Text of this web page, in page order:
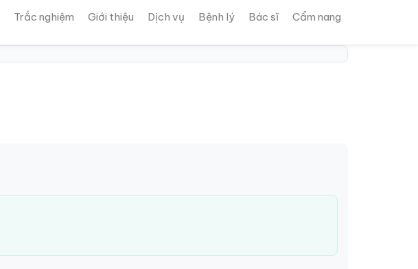
Trắc nghiệm Giới thiệu Dịch vụ Bệnh lý Bác sĩ Cẩm nang